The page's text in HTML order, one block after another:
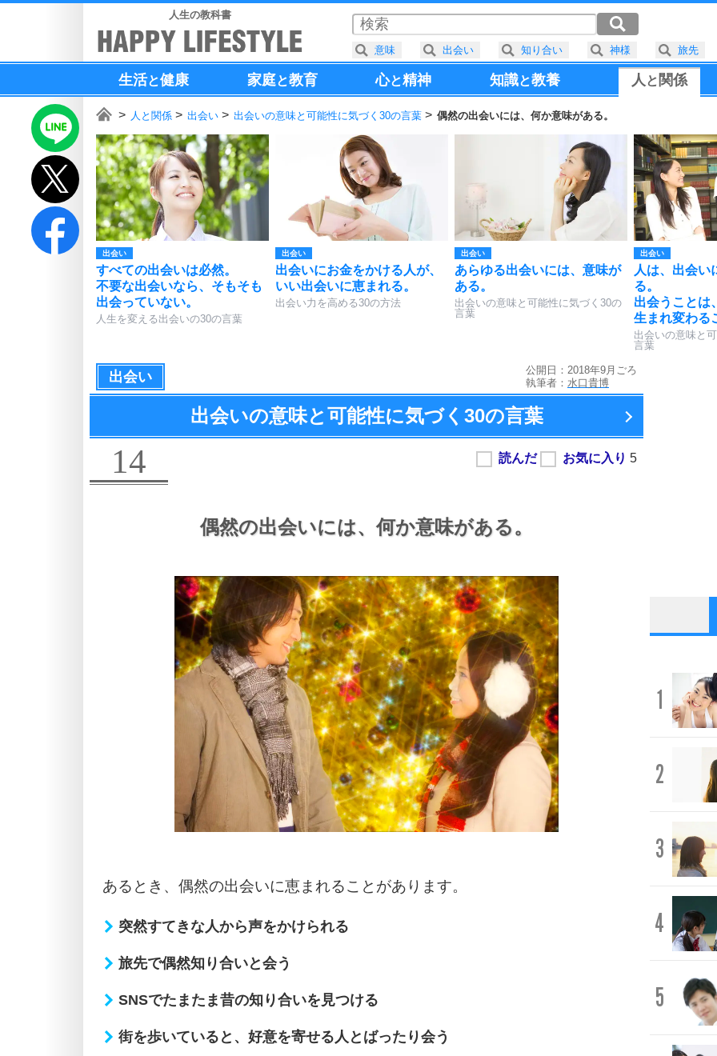
人生の教科書
生活と健康 家庭と教育 心と精神 知識と教養 人と 関係
人と関係 出会い 出会いの意味と可能性に気づく30の言葉 偶然の出会いには、何か意味がある。
出会い
すべての出会いは必然。
不要な出会いなら、そもそも
出会っていない。
人生を変える出会いの30の言葉
出会い
出会いにお金をかける人が、
いい出会いに恵まれる。
出会い力を高める30の方法
出会い
あらゆる出会いには、意味が
ある。
出会いの意味と可能性に気づく30の
言葉
出会い
人は、出会い
る。
出会うことは
生まれ変わる
出会いの意味と
言葉
出会い
公開日：2018年9月ごろ
執筆者： 水口貴博
出会いの意味と可能性に気づく 30の言葉
14
偶然の出会いには、何か意味がある。
あるとき、偶然の出会いに恵まれることがあります。
突然すてきな人から声をかけられる
旅先で偶然知り合いと会う
SNSでたまたま昔の知り合いを見つける
街を歩いていると、好意を寄せる人とばったり会う
1
2
3
4
5
意味 出会い 知り合い 神様 旅先